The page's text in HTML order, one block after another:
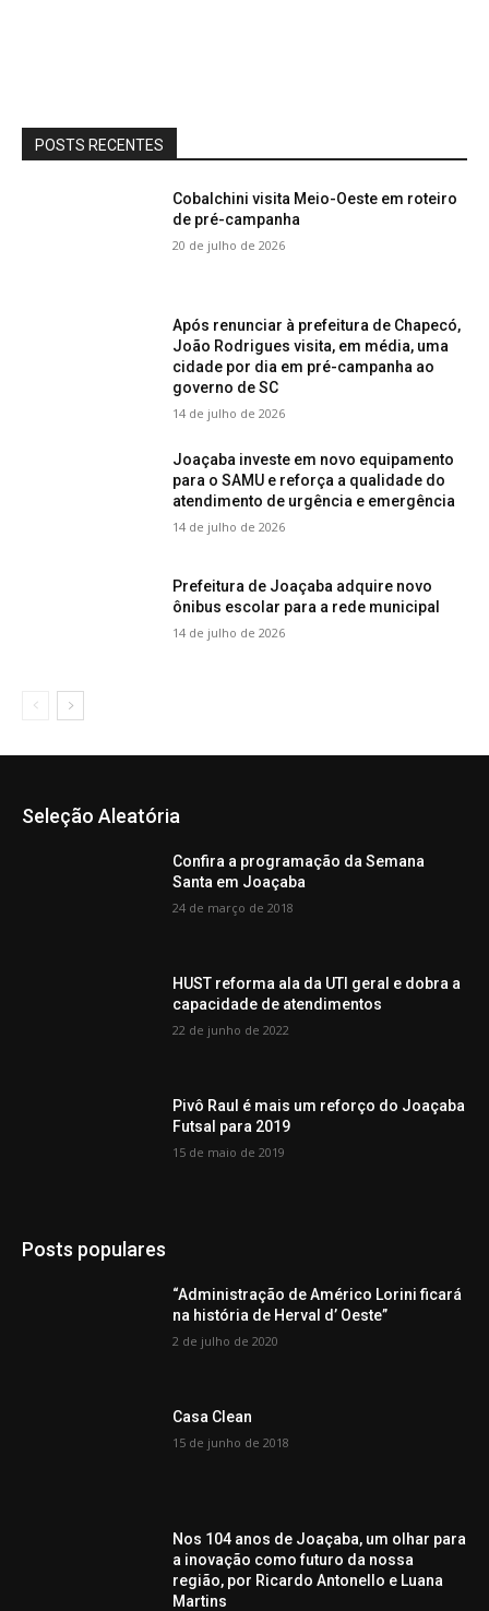
POSTS RECENTES
Cobalchini visita Meio-Oeste em roteiro
de pré-campanha
20 de julho de 2026
Após renunciar à prefeitura de Chapecó,
João Rodrigues visita, em média, uma
cidade por dia em pré-campanha ao
governo de SC
14 de julho de 2026
Joaçaba investe em novo equipamento
para o SAMU e reforça a qualidade do
atendimento de urgência e emergência
14 de julho de 2026
Prefeitura de Joaçaba adquire novo
ônibus escolar para a rede municipal
14 de julho de 2026
Seleção Aleatória
Confira a programação da Semana
Santa em Joaçaba
24 de março de 2018
HUST reforma ala da UTI geral e dobra a
capacidade de atendimentos
22 de junho de 2022
Pivô Raul é mais um reforço do Joaçaba
Futsal para 2019
15 de maio de 2019
Posts populares
“Administração de Américo Lorini ficará
na história de Herval d’ Oeste”
2 de julho de 2020
Casa Clean
15 de junho de 2018
Nos 104 anos de Joaçaba, um olhar para
a inovação como futuro da nossa
região, por Ricardo Antonello e Luana
Martins